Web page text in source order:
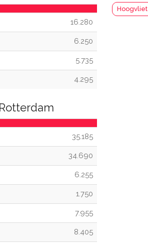
16.280
6.250
5.735
4.295
35.185
34.690
6.255
1.750
7.955
8.405
Hoogvliet